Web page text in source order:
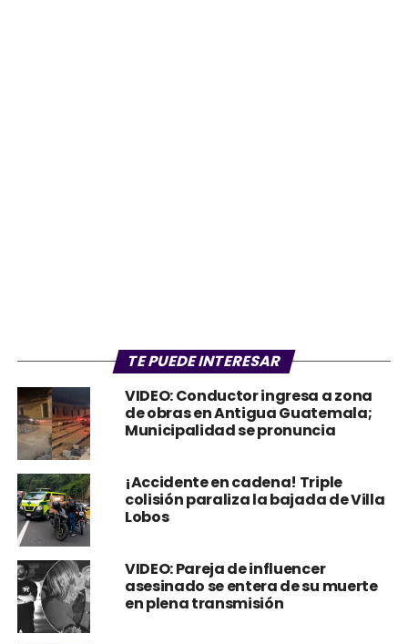
TE PUEDE INTERESAR
VIDEO: Conductor ingresa a zona
de obras en Antigua Guatemala;
Municipalidad se pronuncia
¡Accidente en cadena! Triple
colisión paraliza la bajada de Villa
Lobos
VIDEO: Pareja de influencer
asesinado se entera de su muerte
en plena transmisión